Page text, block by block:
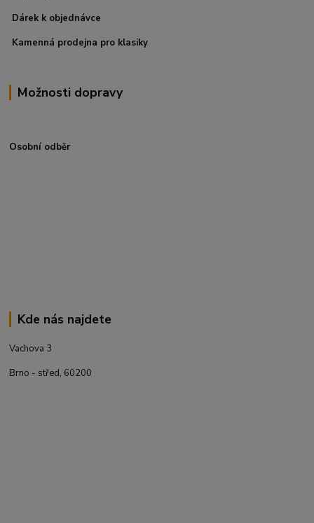
Dárek k objednávce
Kamenná prodejna pro klasiky
Možnosti dopravy
Osobní odběr
Kde nás najdete
Vachova 3
Brno - střed, 60200